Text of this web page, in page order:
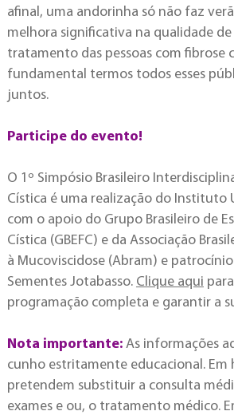
afinal, uma andorinha só não faz
melhora significativa na qualidade
tratamento das pessoas com fibrose
fundamental termos todos esses
juntos.
Participe do evento!
O 1º Simpósio Brasileiro
Cística é uma realização do Instituto
com o apoio do Grupo Brasileiro de
Cística (GBEFC) e da Associação
à Mucoviscidose (Abram) e
Sementes Jotabasso. Clique aqui
programação completa e garantir a
Nota importante:As informações
cunho estritamente educacional. Em
pretendem substituir a consulta
exames e ou, o tratamento médico.